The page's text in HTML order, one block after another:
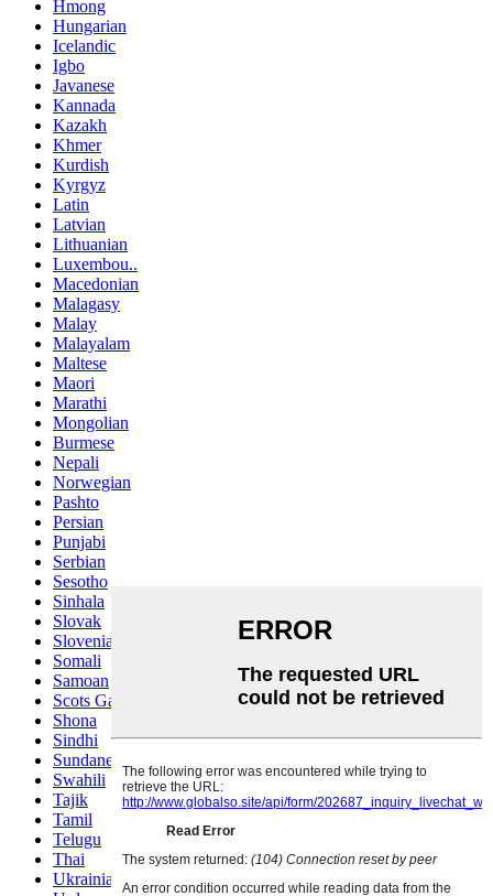
Hmong
Hungarian
Icelandic
Igbo
Javanese
Kannada
Kazakh
Khmer
Kurdish
Kyrgyz
Latin
Latvian
Lithuanian
Luxembou..
Macedonian
Malagasy
Malay
Malayalam
Maltese
Maori
Marathi
Mongolian
Burmese
Nepali
Norwegian
Pashto
Persian
Punjabi
Serbian
Sesotho
Sinhala
Slovak
Slovenian
Somali
Samoan
Scots Gaelic
Shona
Sindhi
Sundanese
Swahili
Tajik
Tamil
Telugu
Thai
Ukrainian